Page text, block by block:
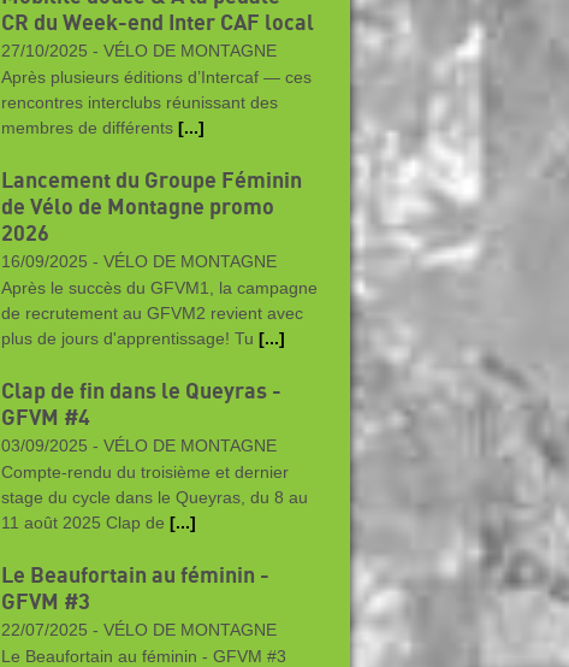
CR du Week-end Inter CAF local
27/10/2025 - VÉLO DE MONTAGNE
Après plusieurs éditions d’Intercaf — ces
rencontres interclubs réunissant des
membres de différents [...]
Lancement du Groupe Féminin
de Vélo de Montagne promo
2026
16/09/2025 - VÉLO DE MONTAGNE
Après le succès du GFVM1, la campagne
de recrutement au GFVM2 revient avec
plus de jours d'apprentissage! Tu [...]
Clap de fin dans le Queyras -
GFVM #4
03/09/2025 - VÉLO DE MONTAGNE
Compte-rendu du troisième et dernier
stage du cycle dans le Queyras, du 8 au
11 août 2025 Clap de [...]
Le Beaufortain au féminin -
GFVM #3
22/07/2025 - VÉLO DE MONTAGNE
Le Beaufortain au féminin - GFVM #3